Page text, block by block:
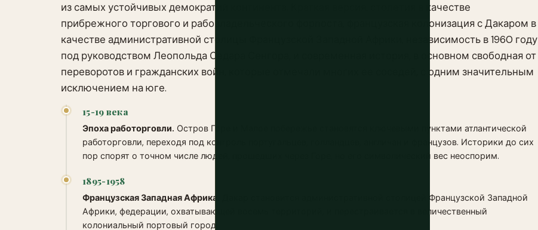
из самых устойчивых демократий континента. Краткая версия: столетия в качестве
прибрежного торгового и рабовладельческого форпоста, французская колонизация с Дакаром в
качестве административной столицы Французской Западной Африки, независимость в 1960 году
под руководством Леопольда Седара Сенгора, и современная история, в основном свободная от
переворотов и гражданских войн, которые отмечали многих ее соседей, с одним значительным
исключением на юге.
15-19 века
Эпоха работорговли. Остров Горе и Малое побережье становятся ключевыми пунктами атлантической
работорговли, переходя под контроль португальцев, голландцев, англичан и французов. Историки до сих
пор спорят о точном числе людей, прошедших через Горе, но его символический вес неоспорим.
1895-1958
Французская Западная Африка.
Дакар становится административной столицей Французской Западной
Африки, федерации, охватывающей восемь территорий, и перестраивается в величественный
колониальный портовый город.